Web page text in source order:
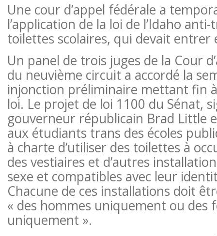
Une cour d’appel fédérale a
l’application de la loi de l’Idaho
toilettes scolaires, qui devait entrer
Un panel de trois juges de la Cour
du neuvième circuit a accordé la
injonction préliminaire mettant fin à
loi. Le projet de loi 1100 du Sénat,
gouverneur républicain Brad Little
aux étudiants trans des écoles
à charte d’utiliser des toilettes à
des vestiaires et d’autres
sexe et compatibles avec leur
Chacune de ces installations doit
« des hommes uniquement ou des
uniquement ».